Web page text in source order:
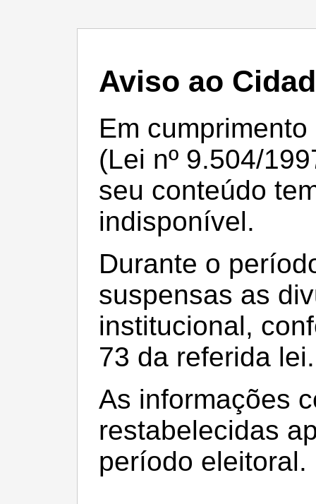
Aviso ao
Em
(Lei nº 9.504/
seu conteúdo
indisponível.
Durante o
suspensas as
institucional,
73 da referida lei.
As informações
restabelecidas
período eleitoral.